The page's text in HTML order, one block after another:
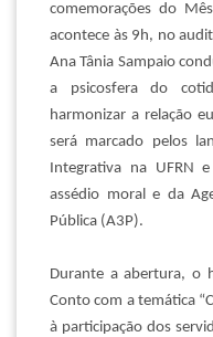
comemorações do
acontece às 9h, no
Ana Tânia Sampaio
a psicosfera do
harmonizar a relação
será marcado pelos
Integrativa na UFRN
assédio moral e da
Pública (A3P).
Durante a abertura, o
Conto com a temática
à participação dos